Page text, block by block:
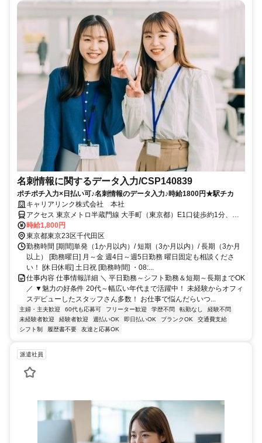
名刺情報に関するデータ入力/CSP140839
ポチポチ入力×日払い可♪名刺情報のデータ入力♪時給1800円★駅チカ
キャリアリンク株式会社 本社
アクセス 東京メトロ半蔵門線 大手町（東京都）E1口徒歩約1分、東
京メトロ千代田線/小田急小田原線 大手町（東京都）C3口徒歩約1
分、東京メトロ丸ノ内線 大手町（東京都）A4口徒歩約2分 東西線 大
手町駅 徒歩6分 丸の内線 大手町駅 徒歩7分 千代田線 大手町駅 徒歩8
分 ※案件によりその他複数勤務地あり！
時給1,800円
東京都東京23区千代田区
勤務時間 [期間]単発（1か月以内）/ 短期（3か月以内）/ 長期（3か月
以上） [勤務曜日] 月～金 週4日～週5日勤務 曜日固定も相談くださ
い！ [休日休暇] 土日祝 [勤務時間] ・08:...
仕事内容 仕事情報詳細 ＼ 平日勤務～シフト勤務＆短期～長期までOK
／ ▼魅力の好条件 20代～幅広い年代まで活躍中！ 未経験からオフィ
スデビューしたスタッフさん多数！ お仕事で悩んだらいつ...
主婦・主夫歓迎 60代も応募可 フリーター歓迎 学歴不問 転勤なし
経験不問
未経験者歓迎
経験者歓迎 週払いOK 即日払いOK ブランクOK
交通費支給
シフト制
履歴書不要 友達と応募OK
派遣社員